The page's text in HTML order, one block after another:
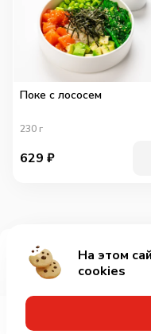
Поке с лососем
230 г
629 ₽
На этом
cookies